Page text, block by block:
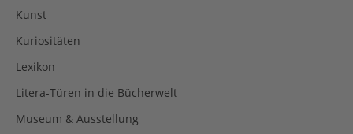
Kunst
Kuriositäten
Lexikon
Litera-Türen in die Bücherwelt
Museum & Ausstellung